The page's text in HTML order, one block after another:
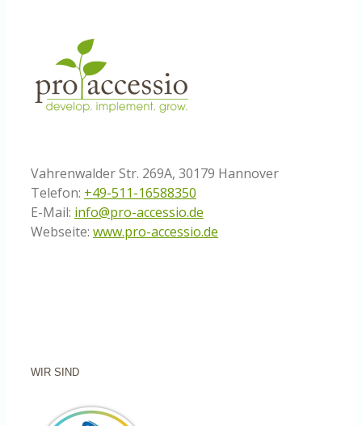
Vahrenwalder Str. 269A, 30179 Hannover
Telefon: +49-511-16588350
E-Mail: info@pro-accessio.de
Webseite: www.pro-accessio.de
WIR SIND